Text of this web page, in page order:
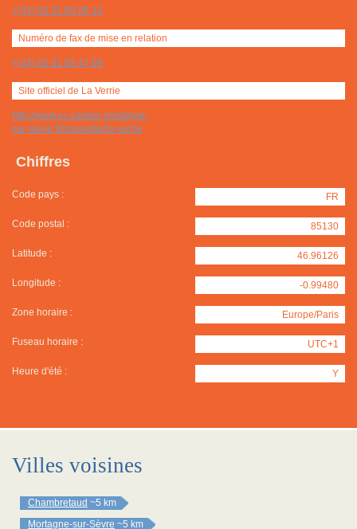
+(33) 02 51 65 96 12
Numéro de fax de mise en relation
+(33) 02 51 65 47 09
Site officiel de La Verrie
http://www.cc-canton-mortagne-
sur-sevre.fr/presenter/la-verrie
Chiffres
Code pays : FR
Code postal : 85130
Latitude : 46.96126
Longitude : -0.99480
Zone horaire : Europe/Paris
Fuseau horaire : UTC+1
Heure d'été : Y
Villes voisines
Chambretaud ~5 km
Mortagne-sur-Sèvre ~5 km